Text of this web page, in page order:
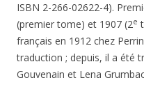
ISBN 2-266-02622-4).
(premier tome) et 1907 (2e
français en 1912 chez
traduction ; depuis, il a été
Gouvenain et Lena